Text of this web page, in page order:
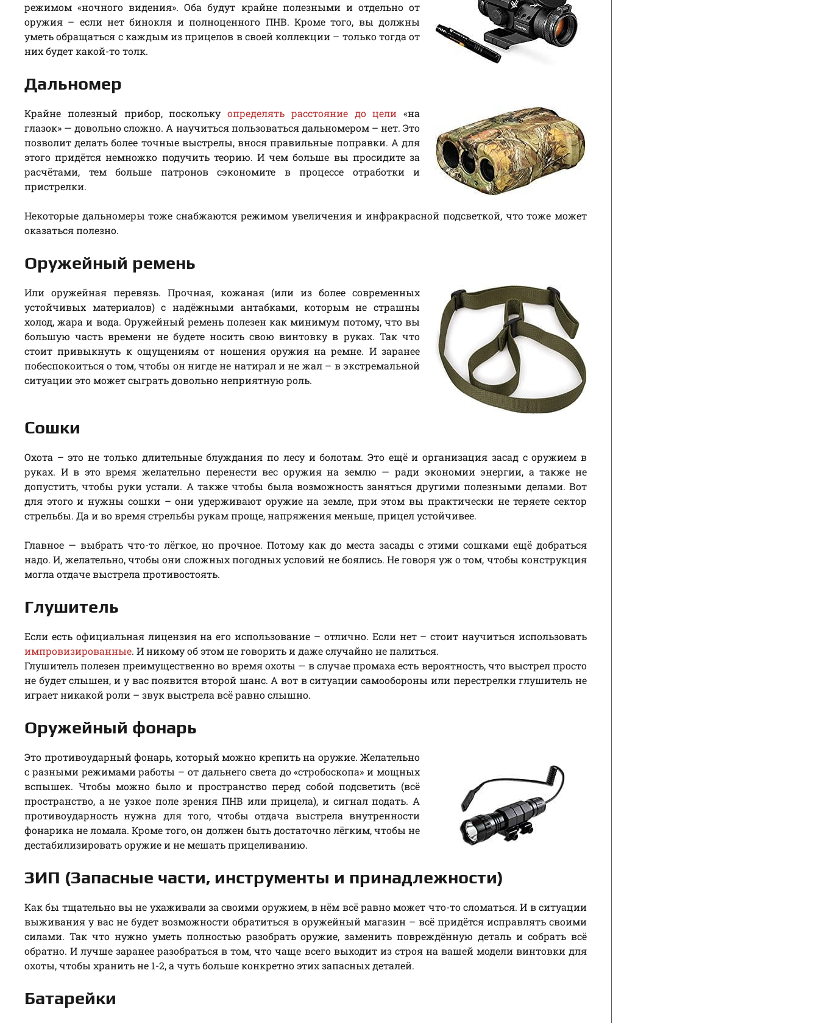
режимом «ночного видения». Оба будут крайне полезными и отдельно от
оружия – если нет бинокля и полноценного ПНВ. Кроме того, вы должны
уметь обращаться с каждым из прицелов в своей коллекции – только тогда от
них будет какой-то толк.
Дальномер
Крайне полезный прибор, поскольку определять расстояние до цели «на
глазок» — довольно сложно. А научиться пользоваться дальномером – нет. Это
позволит делать более точные выстрелы, внося правильные поправки. А для
этого придётся немножко подучить теорию. И чем больше вы просидите за
расчётами, тем больше патронов сэкономите в процессе отработки и
пристрелки.
Некоторые дальномеры тоже снабжаются режимом увеличения и инфракрасной подсветкой, что тоже может
оказаться полезно.
Оружейный ремень
Или оружейная перевязь. Прочная, кожаная (или из более современных
устойчивых материалов) с надёжными антабками, которым не страшны
холод, жара и вода. Оружейный ремень полезен как минимум потому, что вы
большую часть времени не будете носить свою винтовку в руках. Так что
стоит привыкнуть к ощущениям от ношения оружия на ремне. И заранее
побеспокоиться о том, чтобы он нигде не натирал и не жал – в экстремальной
ситуации это может сыграть довольно неприятную роль.
Сошки
Охота – это не только длительные блуждания по лесу и болотам. Это ещё и организация засад с оружием в
руках. И в это время желательно перенести вес оружия на землю — ради экономии энергии, а также не
допустить, чтобы руки устали. А также чтобы была возможность заняться другими полезными делами. Вот
для этого и нужны сошки – они удерживают оружие на земле, при этом вы практически не теряете сектор
стрельбы. Да и во время стрельбы рукам проще, напряжения меньше, прицел устойчивее.
Главное — выбрать что-то лёгкое, но прочное. Потому как до места засады с этими сошками ещё добраться
надо. И, желательно, чтобы они сложных погодных условий не боялись. Не говоря уж о том, чтобы конструкция
могла отдаче выстрела противостоять.
Глушитель
Если есть официальная лицензия на его использование – отлично. Если нет – стоит научиться использовать
импровизированные. И никому об этом не говорить и даже случайно не палиться.
Глушитель полезен преимущественно во время охоты — в случае промаха есть вероятность, что выстрел просто
не будет слышен, и у вас появится второй шанс. А вот в ситуации самообороны или перестрелки глушитель не
играет никакой роли – звук выстрела всё равно слышно.
Оружейный фонарь
Это противоударный фонарь, который можно крепить на оружие. Желательно
с разными режимами работы – от дальнего света до «стробоскопа» и мощных
вспышек. Чтобы можно было и пространство перед собой подсветить (всё
пространство, а не узкое поле зрения ПНВ или прицела), и сигнал подать. А
противоударность нужна для того, чтобы отдача выстрела внутренности
фонарика не ломала. Кроме того, он должен быть достаточно лёгким, чтобы не
дестабилизировать оружие и не мешать прицеливанию.
ЗИП (Запасные части, инструменты и принадлежности)
Как бы тщательно вы не ухаживали за своими оружием, в нём всё равно может что-то сломаться. И в ситуации
выживания у вас не будет возможности обратиться в оружейный магазин – всё придётся исправлять своими
силами. Так что нужно уметь полностью разобрать оружие, заменить повреждённую деталь и собрать всё
обратно. И лучше заранее разобраться в том, что чаще всего выходит из строя на вашей модели винтовки для
охоты, чтобы хранить не 1-2, а чуть больше конкретно этих запасных деталей.
Батарейки